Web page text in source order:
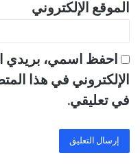
الموقع الإلكتروني
احفظ اسمي، بريدي
الإلكتروني في هذا
في تعليقي.